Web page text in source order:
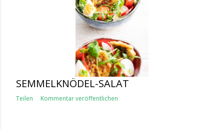
SEMMELKNÖDEL-SALAT
Teilen Kommentar veröffentlichen